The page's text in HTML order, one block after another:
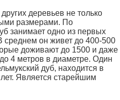
деревьев не только
размерами. По
занимает одно из первых
среднем он живет до 400-500
доживают до 1500 и даже
4 метров в диаметре. Один
дуб, находится в
Является старейшим